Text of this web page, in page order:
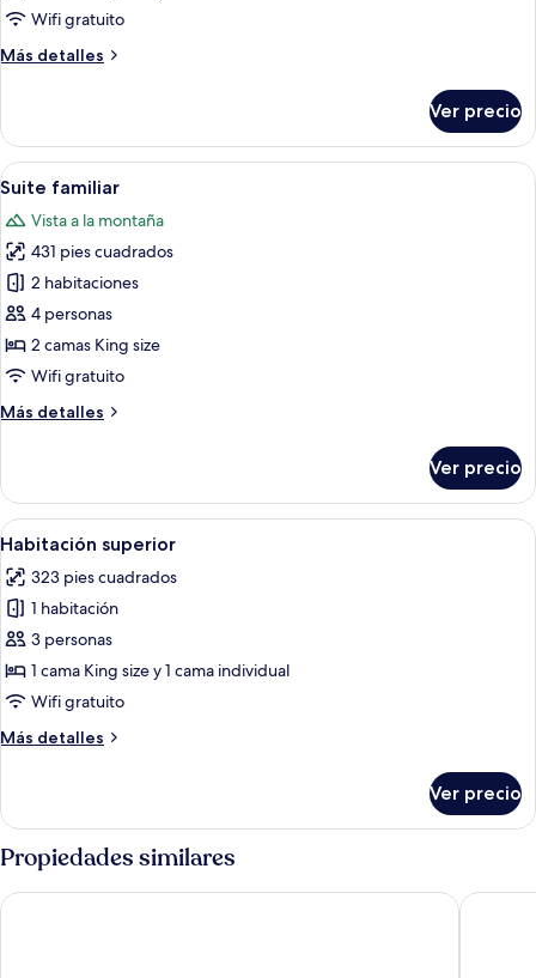
Wifi gratuito
Más detalles
Más
Prestigio
Ver precio
Abrir
todas
las
fotos
de
Suite
familiar
Habitación de hotel con cama, una
3
Suite familiar
Vista a la montaña
431 pies cuadrados
2 habitaciones
4 personas
2 camas King size
Wifi gratuito
Más detalles
Más
familiar
Ver precio
Abrir
todas
las
fotos
de
Habitación
superior
Habitación de hotel con una cama
4
Habitación superior
323 pies cuadrados
1 habitación
3 personas
1 cama King size y 1 cama individual
Wifi gratuito
Más detalles
Más
superior
Ver precio
Propiedades similares
Hotel Rocce Sarde